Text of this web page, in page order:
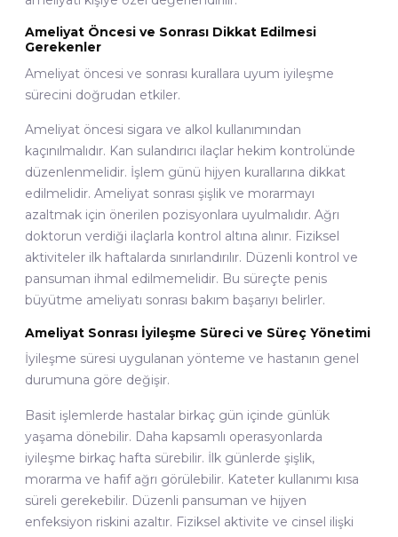
Ameliyat Öncesi ve Sonrası Dikkat Edilmesi
Gerekenler
Ameliyat öncesi ve sonrası kurallara uyum iyileşme
sürecini doğrudan etkiler.
Ameliyat öncesi sigara ve alkol kullanımından
kaçınılmalıdır. Kan sulandırıcı ilaçlar hekim kontrolünde
düzenlenmelidir. İşlem günü hijyen kurallarına dikkat
edilmelidir. Ameliyat sonrası şişlik ve morarmayı
azaltmak için önerilen pozisyonlara uyulmalıdır. Ağrı
doktorun verdiği ilaçlarla kontrol altına alınır. Fiziksel
aktiviteler ilk haftalarda sınırlandırılır. Düzenli kontrol ve
pansuman ihmal edilmemelidir. Bu süreçte penis
büyütme ameliyatı sonrası bakım başarıyı belirler.
Ameliyat Sonrası İyileşme Süreci ve Süreç Yönetimi
İyileşme süresi uygulanan yönteme ve hastanın genel
durumuna göre değişir.
Basit işlemlerde hastalar birkaç gün içinde günlük
yaşama dönebilir. Daha kapsamlı operasyonlarda
iyileşme birkaç hafta sürebilir. İlk günlerde şişlik,
morarma ve hafif ağrı görülebilir. Kateter kullanımı kısa
süreli gerekebilir. Düzenli pansuman ve hijyen
enfeksiyon riskini azaltır. Fiziksel aktivite ve cinsel ilişki